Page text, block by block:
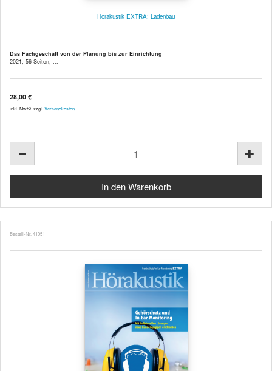
Hörakustik EXTRA: Ladenbau
Das Fachgeschäft von der Planung bis zur Einrichtung
2021, 56 Seiten, ...
28,00 €
inkl. MwSt. zzgl. Versandkosten
Bestell-Nr. 41051